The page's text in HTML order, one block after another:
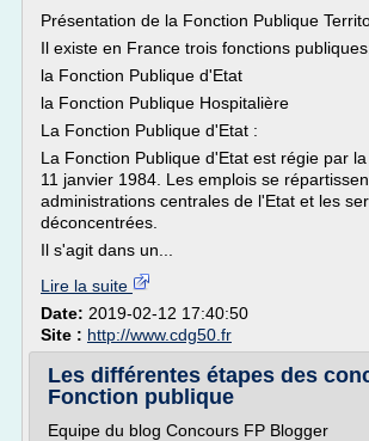
Présentation de la Fonction Publique
Il existe en France trois fonctions
la Fonction Publique d'Etat
la Fonction Publique Hospitalière
La Fonction Publique d'Etat :
La Fonction Publique d'Etat est régie par
11 janvier 1984. Les emplois se
administrations centrales de l'Etat et les
déconcentrées.
Il s'agit dans un...
Lire la suite
Date: 2019-02-12 17:40:50
Site : http://www.cdg50.fr
Les différentes étapes des
Fonction publique
Equipe du blog Concours FP Blogger